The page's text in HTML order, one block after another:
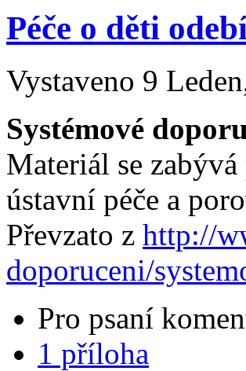
Péče o děti
Vystaveno 9
Systémové
Materiál se
ústavní péče a
Převzato z http://
doporuceni/
Pro psaní
1 příloha